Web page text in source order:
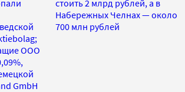
ООО
GmbH
стоить 2 млрд рублей, а в
Набережных Челнах — около
700 млн рублей